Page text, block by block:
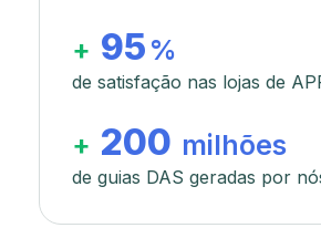
+ 95 %
de satisfação nas lojas de
+ 200 milhões
de guias DAS geradas por